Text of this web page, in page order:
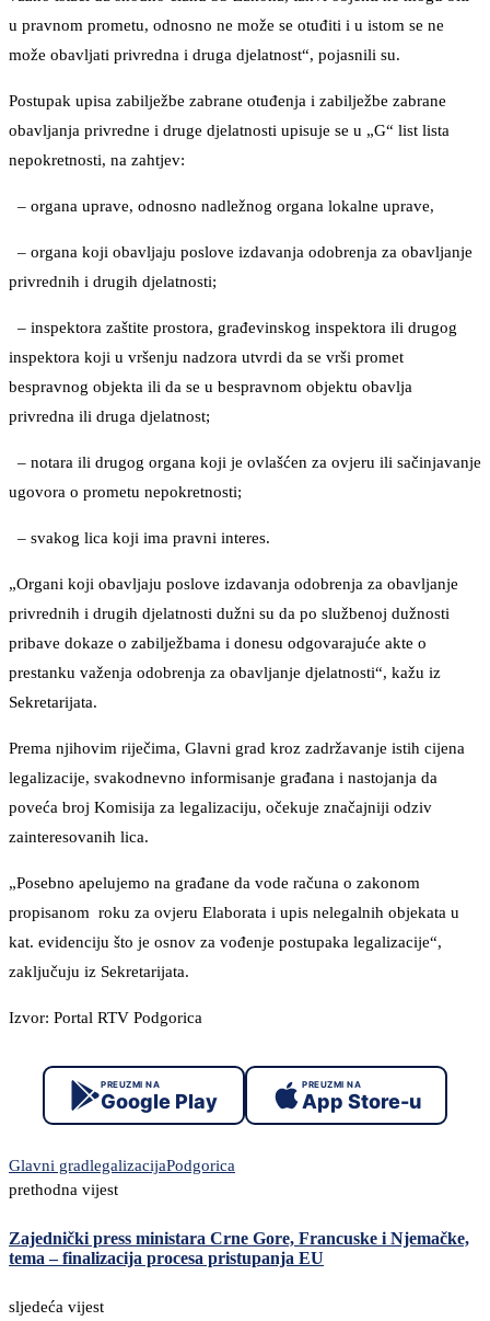
u pravnom prometu, odnosno ne može se otuđiti i u istom se ne
može obavljati privredna i druga djelatnost“, pojasnili su.
Postupak upisa zabilježbe zabrane otuđenja i zabilježbe zabrane
obavljanja privredne i druge djelatnosti upisuje se u „G“ list lista
nepokretnosti, na zahtjev:
– organa uprave, odnosno nadležnog organa lokalne uprave,
– organa koji obavljaju poslove izdavanja odobrenja za obavljanje
privrednih i drugih djelatnosti;
– inspektora zaštite prostora, građevinskog inspektora ili drugog
inspektora koji u vršenju nadzora utvrdi da se vrši promet
bespravnog objekta ili da se u bespravnom objektu obavlja
privredna ili druga djelatnost;
– notara ili drugog organa koji je ovlašćen za ovjeru ili sačinjavanje
ugovora o prometu nepokretnosti;
– svakog lica koji ima pravni interes.
„Organi koji obavljaju poslove izdavanja odobrenja za obavljanje
privrednih i drugih djelatnosti dužni su da po službenoj dužnosti
pribave dokaze o zabilježbama i donesu odgovarajuće akte o
prestanku važenja odobrenja za obavljanje djelatnosti“, kažu iz
Sekretarijata.
Prema njihovim riječima, Glavni grad kroz zadržavanje istih cijena
legalizacije, svakodnevno informisanje građana i nastojanja da
poveća broj Komisija za legalizaciju, očekuje značajniji odziv
zainteresovanih lica.
„Posebno apelujemo na građane da vode računa o zakonom
propisanom roku za ovjeru Elaborata i upis nelegalnih objekata u
kat. evidenciju što je osnov za vođenje postupaka legalizacije“,
zaključuju iz Sekretarijata.
Izvor: Portal RTV Podgorica
PREUZMI NA
Google Play
PREUZMI NA
App Store-u
Glavni gradlegalizacijaPodgorica
prethodna vijest
Zajednički press ministara Crne Gore, Francuske i Njemačke,
tema – finalizacija procesa pristupanja EU
sljedeća vijest